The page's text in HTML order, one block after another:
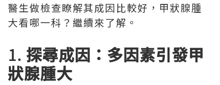
醫生做檢查瞭解其成因比較好，甲狀腺腫
大看哪一科？繼續來了解。
1. 探尋成因：多因素引發甲
狀腺腫大